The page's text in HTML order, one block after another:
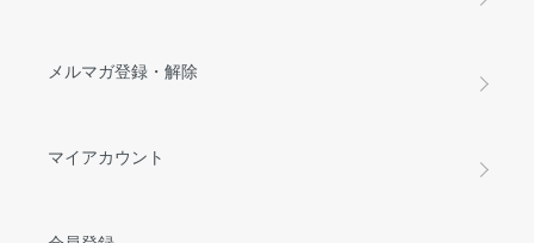
メルマガ登録・解除
マイアカウント